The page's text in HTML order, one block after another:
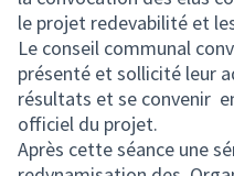
le projet redevabilité et
Le conseil communal
présenté et sollicité leur
résultats et se convenir
officiel du projet.
Après cette séance une